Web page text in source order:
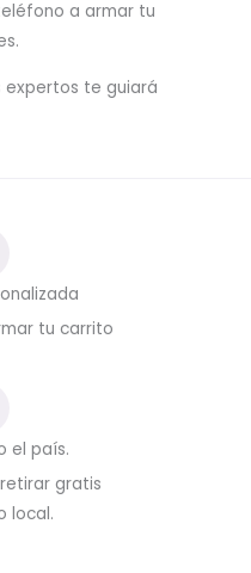
a armar tu
expertos te guiará
tu carrito
el país.
gratis
local.